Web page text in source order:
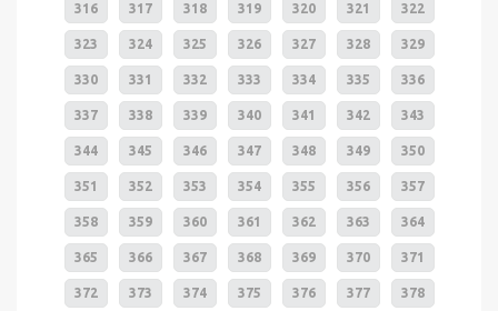
316 317 318 319 320 321 322
323 324 325 326 327 328 329
330 331 332 333 334 335 336
337 338 339 340 341 342 343
344 345 346 347 348 349 350
351 352 353 354 355 356 357
358 359 360 361 362 363 364
365 366 367 368 369 370 371
372 373 374 375 376 377 378